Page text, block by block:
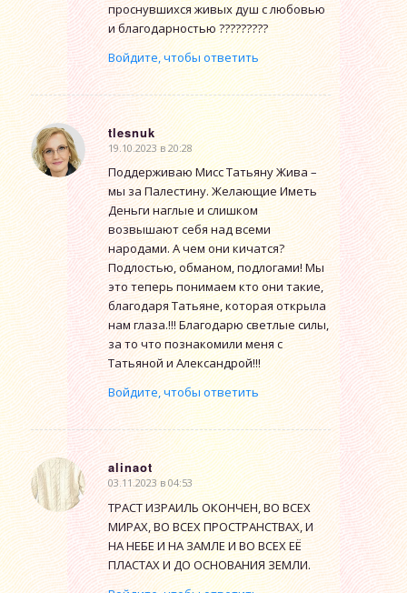
проснувшихся живых душ с любовью
и благодарностью ?????????
Войдите, чтобы ответить
tlesnuk
говорит:
19.10.2023 в 20:28
Поддерживаю Мисс Татьяну Жива –
мы за Палестину. Желающие Иметь
Деньги наглые и слишком
возвышают себя над всеми
народами. А чем они кичатся?
Подлостью, обманом, подлогами! Мы
это теперь понимаем кто они такие,
благодаря Татьяне, которая открыла
нам глаза.!!! Благодарю светлые силы,
за то что познакомили меня с
Татьяной и Александрой!!!
Войдите, чтобы ответить
alinaot
говорит:
03.11.2023 в 04:53
ТРАСТ ИЗРАИЛЬ ОКОНЧЕН, ВО ВСЕХ
МИРАХ, ВО ВСЕХ ПРОСТРАНСТВАХ, И
НА НЕБЕ И НА ЗАМЛЕ И ВО ВСЕХ ЕЁ
ПЛАСТАХ И ДО ОСНОВАНИЯ ЗЕМЛИ.